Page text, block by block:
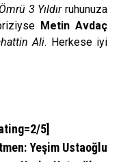
3 Yıldırruhunuza
Metin Avdaç
Ali. Herkese iyi
5]
Yeşim Ustaoğlu